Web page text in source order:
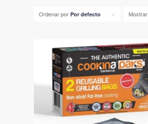
Ordenar por Por defecto Mostrar